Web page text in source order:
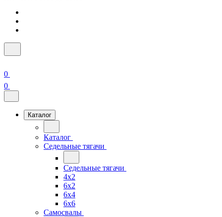
0
0
Каталог
Каталог
Седельные тягачи
Седельные тягачи
4x2
6x2
6x4
6x6
Самосвалы